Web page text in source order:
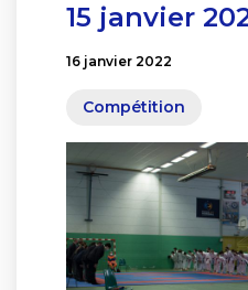
15 janvier
16 janvier 2022
Compétition